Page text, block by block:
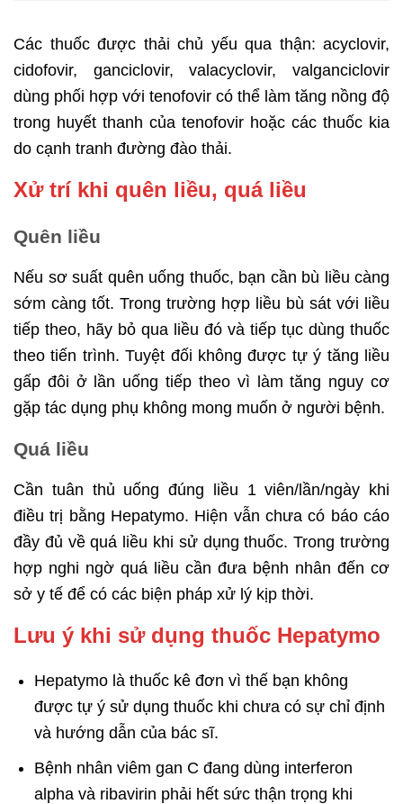
Các thuốc được thải chủ yếu qua thận: acyclovir,
cidofovir, ganciclovir, valacyclovir, valganciclovir
dùng phối hợp với tenofovir có thể làm tăng nồng độ
trong huyết thanh của tenofovir hoặc các thuốc kia
do cạnh tranh đường đào thải.
Xử trí khi quên liều, quá liều
Quên liều
Nếu sơ suất quên uống thuốc, bạn cần bù liều càng
sớm càng tốt. Trong trường hợp liều bù sát với liều
tiếp theo, hãy bỏ qua liều đó và tiếp tục dùng thuốc
theo tiến trình. Tuyệt đối không được tự ý tăng liều
gấp đôi ở lần uống tiếp theo vì làm tăng nguy cơ
gặp tác dụng phụ không mong muốn ở người bệnh.
Quá liều
Cần tuân thủ uống đúng liều 1 viên/lần/ngày khi
điều trị bằng Hepatymo. Hiện vẫn chưa có báo cáo
đầy đủ về quá liều khi sử dụng thuốc. Trong trường
hợp nghi ngờ quá liều cần đưa bệnh nhân đến cơ
sở y tế để có các biện pháp xử lý kịp thời.
Lưu ý khi sử dụng thuốc Hepatymo
Hepatymo là thuốc kê đơn vì thế bạn không
được tự ý sử dụng thuốc khi chưa có sự chỉ định
và hướng dẫn của bác sĩ.
Bệnh nhân viêm gan C đang dùng interferon
alpha và ribavirin phải hết sức thận trọng khi